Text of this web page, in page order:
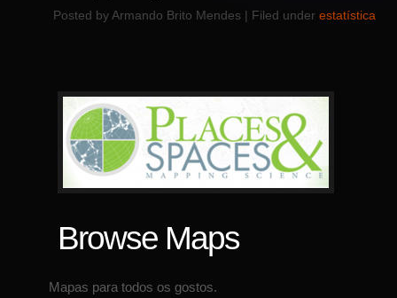
Posted by Armando Brito Mendes | Filed under estatística
Browse Maps
Mapas para todos os gostos.